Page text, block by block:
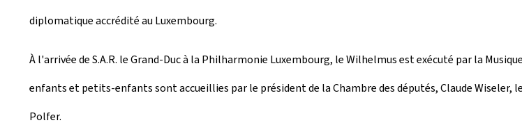
diplomatique accrédité au Luxembourg.
À l'arrivée de S.A.R. le Grand-Duc à la Philharmonie Luxembourg, le Wilhelmus est exécuté par la
enfants et petits-enfants sont accueillies par le président de la Chambre des députés, Claude Wiseler,
Polfer.